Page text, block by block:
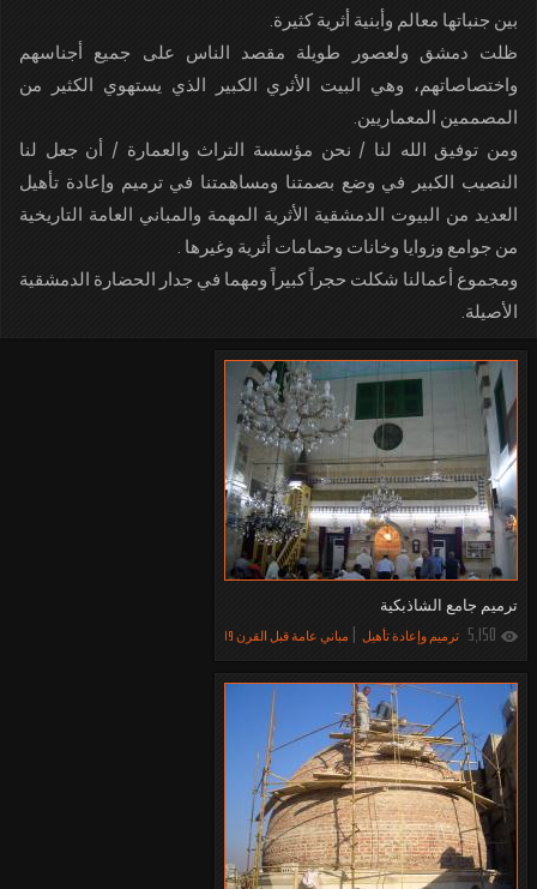
بين جنباتها معالم وأبنية أثرية كثيرة.
ظلت دمشق ولعصور طويلة مقصد الناس على جميع أجناسهم
واختصاصاتهم، وهي البيت الأثري الكبير الذي يستهوي الكثير من
المصممين المعماريين.
ومن توفيق الله لنا / نحن مؤسسة التراث والعمارة / أن جعل لنا
النصيب الكبير في وضع بصمتنا ومساهمتنا في ترميم وإعادة تأهيل
العديد من البيوت الدمشقية الأثرية المهمة والمباني العامة التاريخية
من جوامع وزوايا وخانات وحمامات أثرية وغيرها .
ومجموع أعمالنا شكلت حجراً كبيراً ومهما في جدار الحضارة الدمشقية
الأصيلة.
ترميم جامع الشاذبكية
ترميم وإعادة تأهيل مباني عامة قبل القرن 19 5,150